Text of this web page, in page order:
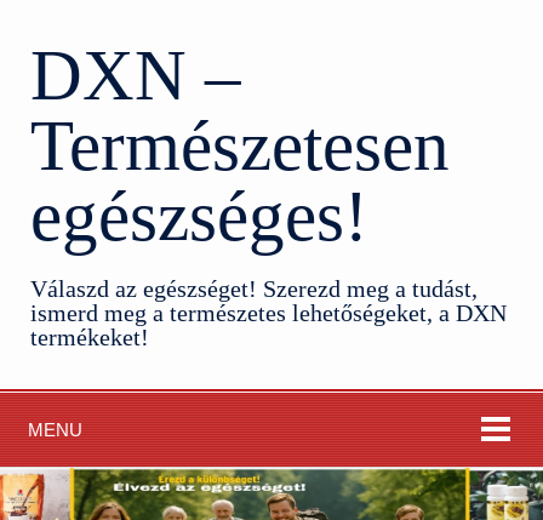
DXN –
Természetesen
egészséges!
Válaszd az egészséget! Szerezd meg a tudást,
ismerd meg a természetes lehetőségeket, a DXN
termékeket!
MENU